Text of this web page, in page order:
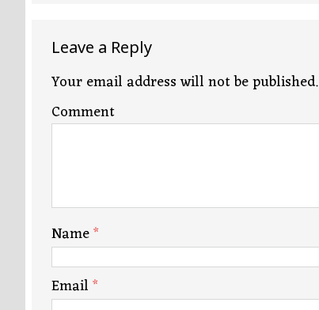
Leave a Reply
Your email address will not be published.
Comment
Name*
Email*